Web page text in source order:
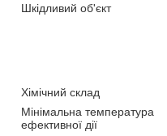
Шкідливий об'єкт
Хімічний склад
Мінімальна температура
ефективної дії